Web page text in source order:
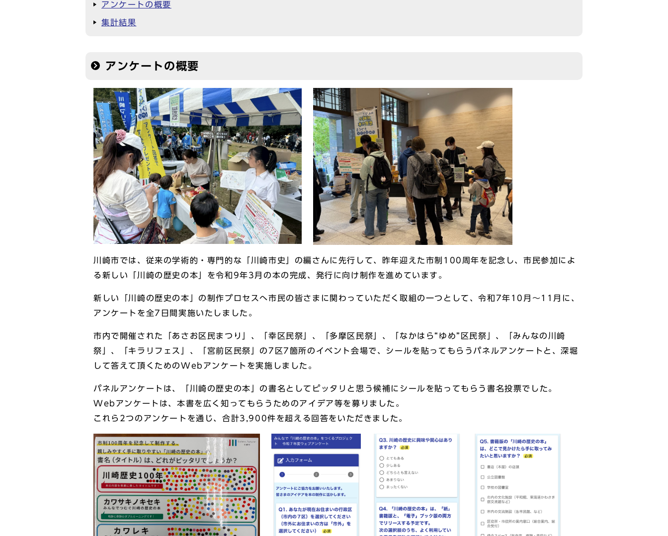
アンケートの概要
集計結果
アンケートの概要
川崎市では、従来の学術的・専門的な「川崎市史」の編さんに先行して、昨年迎えた市制100周年を記念し、市民参加によ
る新しい「川崎の歴史の本」を令和9年3月の本の完成、発行に向け制作を進めています。
新しい「川崎の歴史の本」の制作プロセスへ市民の皆さまに関わっていただく取組の一つとして、令和7年10月～11月に、
アンケートを全7日間実施いたしました。
市内で開催された「あさお区民まつり」、「幸区民祭」、「多摩区民祭」、「なかはら“ゆめ”区民祭」、「みんなの川崎
祭」、「キラリフェス」、「宮前区民祭」の7区7箇所のイベント会場で、シールを貼ってもらうパネルアンケートと、深堀
して答えて頂くためのWebアンケートを実施しました。
パネルアンケートは、「川崎の歴史の本」の書名としてピッタリと思う候補にシールを貼ってもらう書名投票でした。
Webアンケートは、本書を広く知ってもらうためのアイデア等を募りました。
これら2つのアンケートを通じ、合計3,900件を超える回答をいただきました。